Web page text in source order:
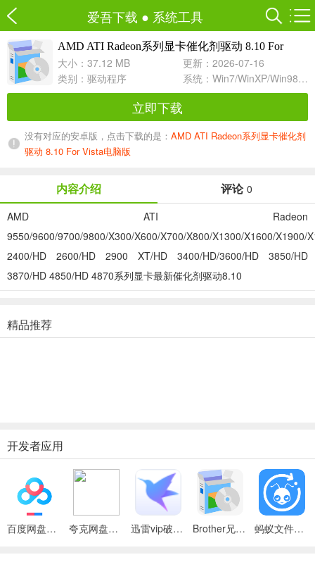
爱吾下载 ● 系统工具
AMD ATI Radeon系列显卡催化剂驱动 8.10 For
Vista
For 64bit
大小：37.12 MB
更新：2026-07-16
类别： 驱动程序 系统：Win7/WinXP/Win98/Win8/Win10兼容软件
立即下载
没有对应的安卓版，点击下载的是： AMD ATI Radeon系列显卡催化剂
驱动 8.10 For Vista电脑版
内容介绍 评论 0
AMD ATI Radeon
9550/9600/9700/9800/X300/X600/X700/X800/X1300/X1600/X1900/
2400/HD 2600/HD 2900 XT/HD 3400/HD/3600/HD 3850/HD
3870/HD 4850/HD 4870系列显卡最新催化剂驱动8.10
精品推荐
开发者应用
百度网盘绿色免安装Pc电脑版 夸克网盘官方正式版 迅雷vip破解版永久会员2024版 Brother兄弟 MFC-8480DN多功能一体机ISIS驱动 蚂蚁文件（数据恢复大师）